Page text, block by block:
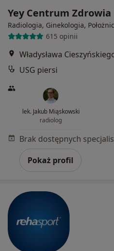
Yey Centrum
Radiologia, Ginekologia,
615 opinii
Władysława
USG piersi
lek. Jakub Miąskowski
radiolog
Pokaż profil